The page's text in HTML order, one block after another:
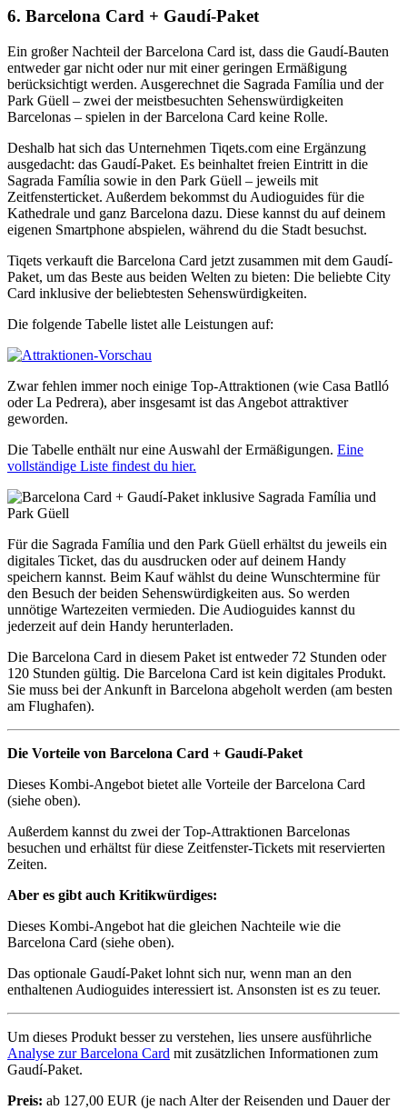
6. Barcelona Card + Gaudí-Paket
Ein großer Nachteil der Barcelona Card ist, dass die Gaudí-Bauten
entweder gar nicht oder nur mit einer geringen Ermäßigung
berücksichtigt werden. Ausgerechnet die Sagrada Família und der
Park Güell – zwei der meistbesuchten Sehenswürdigkeiten
Barcelonas – spielen in der Barcelona Card keine Rolle.
Deshalb hat sich das Unternehmen Tiqets.com eine Ergänzung
ausgedacht: das Gaudí-Paket. Es beinhaltet freien Eintritt in die
Sagrada Família sowie in den Park Güell – jeweils mit
Zeitfensterticket. Außerdem bekommst du Audioguides für die
Kathedrale und ganz Barcelona dazu. Diese kannst du auf deinem
eigenen Smartphone abspielen, während du die Stadt besuchst.
Tiqets verkauft die Barcelona Card jetzt zusammen mit dem Gaudí-
Paket, um das Beste aus beiden Welten zu bieten: Die beliebte City
Card inklusive der beliebtesten Sehenswürdigkeiten.
Die folgende Tabelle listet alle Leistungen auf:
Zwar fehlen immer noch einige Top-Attraktionen (wie Casa Batlló
oder La Pedrera), aber insgesamt ist das Angebot attraktiver
geworden.
Die Tabelle enthält nur eine Auswahl der Ermäßigungen. Eine
vollständige Liste findest du hier.
Für die Sagrada Família und den Park Güell erhältst du jeweils ein
digitales Ticket, das du ausdrucken oder auf deinem Handy
speichern kannst. Beim Kauf wählst du deine Wunschtermine für
den Besuch der beiden Sehenswürdigkeiten aus. So werden
unnötige Wartezeiten vermieden. Die Audioguides kannst du
jederzeit auf dein Handy herunterladen.
Die Barcelona Card in diesem Paket ist entweder 72 Stunden oder
120 Stunden gültig. Die Barcelona Card ist kein digitales Produkt.
Sie muss bei der Ankunft in Barcelona abgeholt werden (am besten
am Flughafen).
Die Vorteile von Barcelona Card + Gaudí-Paket
Dieses Kombi-Angebot bietet alle Vorteile der Barcelona Card
(siehe oben).
Außerdem kannst du zwei der Top-Attraktionen Barcelonas
besuchen und erhältst für diese Zeitfenster-Tickets mit reservierten
Zeiten.
Aber es gibt auch Kritikwürdiges:
Dieses Kombi-Angebot hat die gleichen Nachteile wie die
Barcelona Card (siehe oben).
Das optionale Gaudí-Paket lohnt sich nur, wenn man an den
enthaltenen Audioguides interessiert ist. Ansonsten ist es zu teuer.
Um dieses Produkt besser zu verstehen, lies unsere ausführliche
Analyse zur Barcelona Card mit zusätzlichen Informationen zum
Gaudí-Paket.
Preis: ab 127,00 EUR (je nach Alter der Reisenden und Dauer der